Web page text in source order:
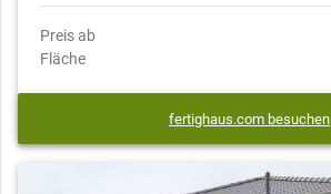
Preis ab
Fläche
fertighaus.com besuchen